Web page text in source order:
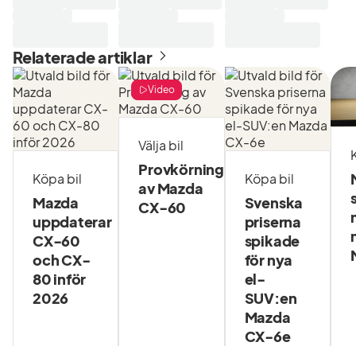
Se vår hemsida för avvikande
öppettider vid storhelger och
röda dagar.
*****************************
Anders Hagman
08-7075716
anders.hagman@torvallabil.se
Albin Ströberg
Relaterade artiklar
Köpa bil
Mazda
uppdaterar
CX-60
och CX-
80 inför
2026
Välja bil
Provkörning
av Mazda
CX-60
Video
Köpa bil
Svenska
priserna
spikade
för nya
el-
SUV:en
Mazda
CX-6e